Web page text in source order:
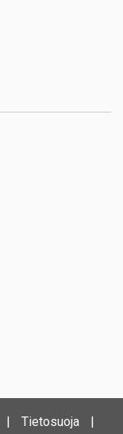
Tietosuoja